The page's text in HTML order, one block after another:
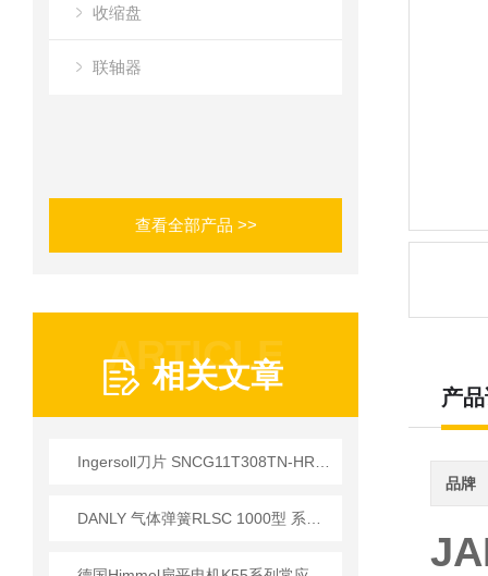
收缩盘
联轴器
查看全部产品 >>
ARTICLE
相关文章
产
品牌